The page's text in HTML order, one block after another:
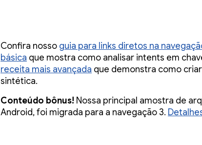
Confira nosso guia para links diretos na
básica que mostra como analisar intents em
receita mais avançada que demonstra como
sintética.
Conteúdo bônus! Nossa principal amostra de
Android, foi migrada para a navegação 3.